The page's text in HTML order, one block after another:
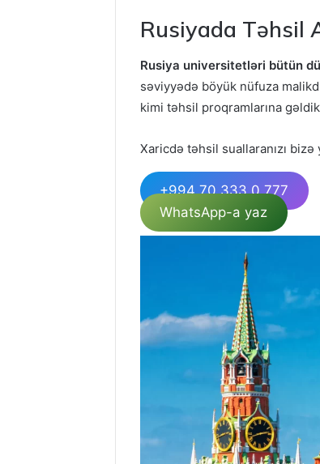
Rusiyada Təhsil
Rusiya universitetləri bütün
səviyyədə böyük nüfuza
kimi təhsil proqramlarına
Xaricdə təhsil suallaranızı bizə
+994 70 333 0 777
WhatsApp-a yaz